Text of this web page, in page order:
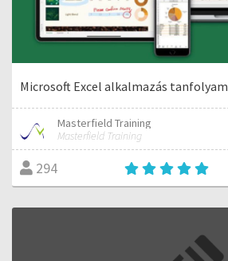
Microsoft Excel alkalmazás tanfolyam
Masterfield Training
Masterfield Training
294